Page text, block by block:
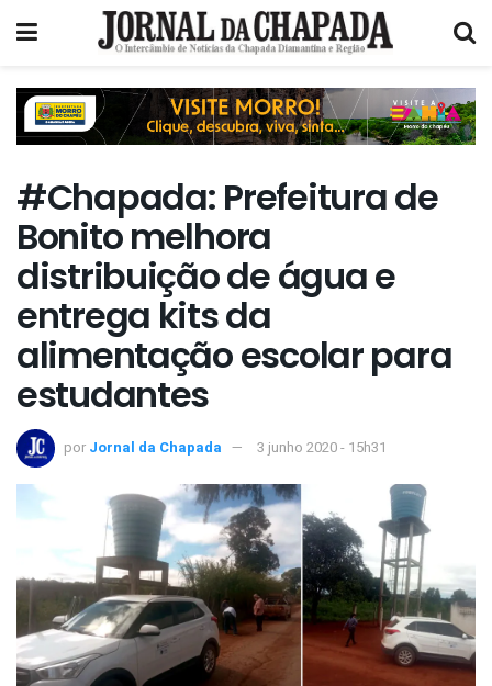
#Chapada: Prefeitura de
Bonito melhora
distribuição de água e
entrega kits da
alimentação escolar para
estudantes
por Jornal da Chapada 3 junho 2020 - 15h31